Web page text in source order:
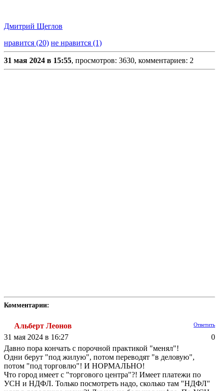
Дмитрий Щеглов
нравится (20) не нравится (1)
31 мая 2024 в 15:55, просмотров: 3630, комментариев: 2
Комментарии:
Альберт Леонов Ответить
0
31 мая 2024 в 16:27
Давно пора кончать с порочной практикой "менял"!
Одни берут "под жилую", потом переводят "в деловую",
потом "под торговлю"! И НОРМАЛЬНО!
Что город имеет с "торгового центра"?! Имеет платежи по
УСН и НДФЛ. Только посмотреть надо, сколько там "НДФЛ"